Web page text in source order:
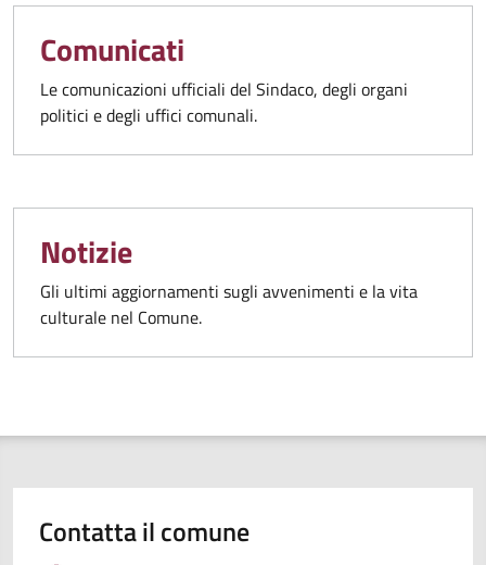
Comunicati
Le comunicazioni ufficiali del Sindaco, degli organi
politici e degli uffici comunali.
Notizie
Gli ultimi aggiornamenti sugli avvenimenti e la vita
culturale nel Comune.
Contatta il comune